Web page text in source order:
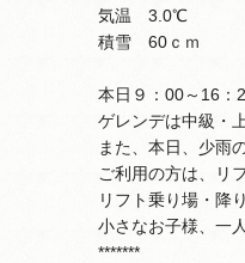
気温 3.0℃
積雪 60ｃｍ
本日９：00～16：
ゲレンデは中級・
また、本日、少雨
ご利用の方は、リ
リフト乗り場・降
小さなお子様、一
*******